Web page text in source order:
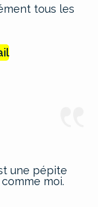
tous les
une pépite
moi.